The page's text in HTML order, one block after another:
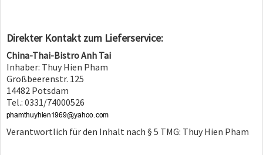
Direkter Kontakt zum Lieferservice:
China-Thai-Bistro Anh Tai
Inhaber: Thuy Hien Pham
Großbeerenstr. 125
14482 Potsdam
Tel.: 0331/74000526
Verantwortlich für den Inhalt nach § 5 TMG: Thuy Hien Pham